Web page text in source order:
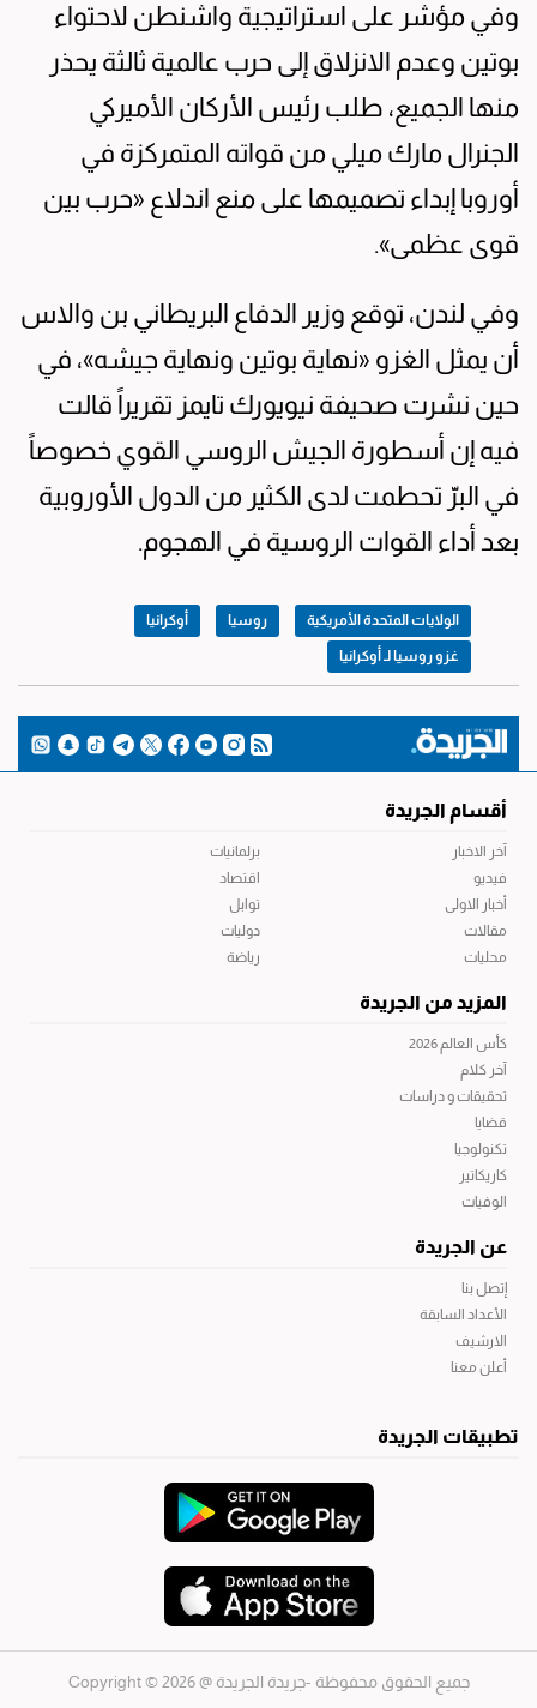
وفي مؤشر على استراتيجية واشنطن لاحتواء
بوتين وعدم الانزلاق إلى حرب عالمية ثالثة يحذر
منها الجميع، طلب رئيس الأركان الأميركي
الجنرال مارك ميلي من قواته المتمركزة في
أوروبا إبداء تصميمها على منع اندلاع «حرب بين
قوى عظمى».
وفي لندن، توقع وزير الدفاع البريطاني بن والاس
أن يمثل الغزو «نهاية بوتين ونهاية جيشه»، في
حين نشرت صحيفة نيويورك تايمز تقريراً قالت
فيه إن أسطورة الجيش الروسي القوي خصوصاً
في البرّ تحطمت لدى الكثير من الدول الأوروبية
بعد أداء القوات الروسية في الهجوم.
الولايات المتحدة الأمريكية روسيا أوكرانيا
غزو روسيا لـ أوكرانيا
أقسام الجريدة
آخر الاخبار
فيديو
أخبار الاولى
مقالات
محليات
برلمانيات
اقتصاد
توابل
دوليات
رياضة
المزيد من الجريدة
كأس العالم 2026
آخر كلام
تحقيقات و دراسات
قضايا
تكنولوجيا
كاريكاتير
الوفيات
عن الجريدة
إتصل بنا
الأعداد السابقة
الارشيف
أعلن معنا
تطبيقات الجريدة
جميع الحقوق محفوظة -جريدة الجريدة@ 2026 © Copyright